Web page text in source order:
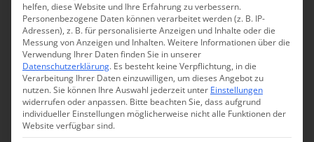
helfen, diese Website und Ihre Erfahrung zu verbessern.
Personenbezogene Daten können verarbeitet werden (z. B. IP-
Adressen), z. B. für personalisierte Anzeigen und Inhalte oder die
Messung von Anzeigen und Inhalten.Weitere Informationen über die
Verwendung Ihrer Daten finden Sie in unserer
Datenschutzerklärung. Es besteht keine Verpflichtung, in die
Verarbeitung Ihrer Daten einzuwilligen, um dieses Angebot zu
nutzen.Sie können Ihre Auswahl jederzeit unter Einstellungen
widerrufen oder anpassen. Bitte beachten Sie, dass aufgrund
individueller Einstellungen möglicherweise nicht alle Funktionen der
Website verfügbar sind.